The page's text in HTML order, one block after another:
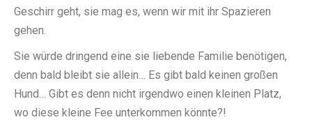
Geschirr geht, sie mag es, wenn wir mit ihr Spazieren
gehen.
Sie würde dringend eine sie liebende Familie benötigen,
denn bald bleibt sie allein… Es gibt bald keinen großen
Hund… Gibt es denn nicht irgendwo einen kleinen Platz,
wo diese kleine Fee unterkommen könnte?!